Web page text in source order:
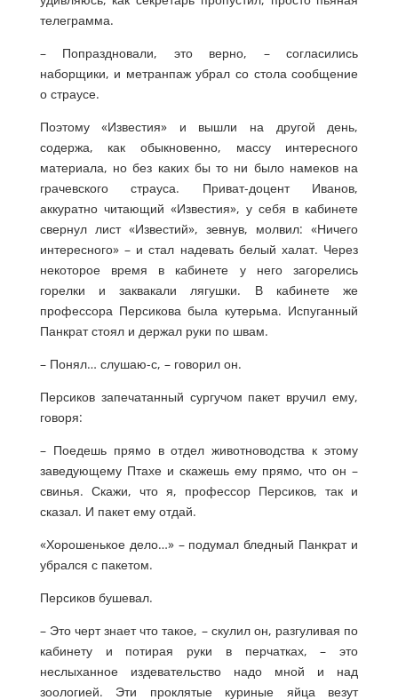
телеграмма.
– Попраздновали, это верно, – согласились
наборщики, и метранпаж убрал со стола сообщение
о страусе.
Поэтому «Известия» и вышли на другой день,
содержа, как обыкновенно, массу интересного
материала, но без каких бы то ни было намеков на
грачевского страуса. Приват-доцент Иванов,
аккуратно читающий «Известия», у себя в кабинете
свернул лист «Известий», зевнув, молвил: «Ничего
интересного» – и стал надевать белый халат. Через
некоторое время в кабинете у него загорелись
горелки и заквакали лягушки. В кабинете же
профессора Персикова была кутерьма. Испуганный
Панкрат стоял и держал руки по швам.
– Понял… слушаю-с, – говорил он.
Персиков запечатанный сургучом пакет вручил ему,
говоря:
– Поедешь прямо в отдел животноводства к этому
заведующему Птахе и скажешь ему прямо, что он –
свинья. Скажи, что я, профессор Персиков, так и
сказал. И пакет ему отдай.
«Хорошенькое дело…» – подумал бледный Панкрат и
убрался с пакетом.
Персиков бушевал.
– Это черт знает что такое, – скулил он, разгуливая по
кабинету и потирая руки в перчатках, – это
неслыханное издевательство надо мной и над
зоологией. Эти проклятые куриные яйца везут